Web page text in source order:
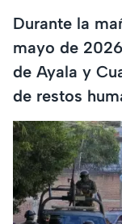
Durante la
mayo de
de Ayala y
de restos